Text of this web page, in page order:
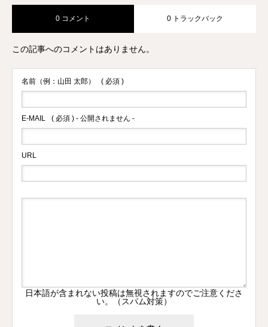
0 コメント 0 トラックバック
この記事へのコメントはありません。
名前（例：山田 太郎） ( 必須 )
E-MAIL ( 必須 ) - 公開されません -
URL
日本語が含まれない投稿は無視されますのでご注意くださ
い。（スパム対策）